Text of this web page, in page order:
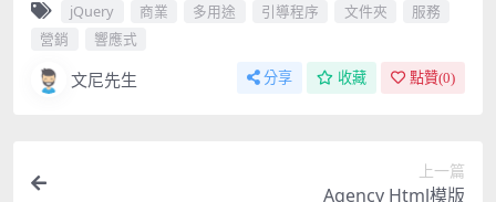
jQuery 商業 多用途 引導程序 文件夾
服務
營銷
響應式
文尼先生 分享 收藏 點贊(0)
上一篇
Agency Html模版